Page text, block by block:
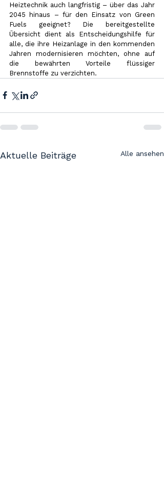
Heiztechnik auch langfristig – über das Jahr
2045 hinaus – für den Einsatz von Green
Fuels geeignet? Die bereitgestellte
Übersicht dient als Entscheidungshilfe für
alle, die ihre Heizanlage in den kommenden
Jahren modernisieren möchten, ohne auf
die bewährten Vorteile flüssiger
Brennstoffe zu verzichten.
Aktuelle Beiträge Alle ansehen